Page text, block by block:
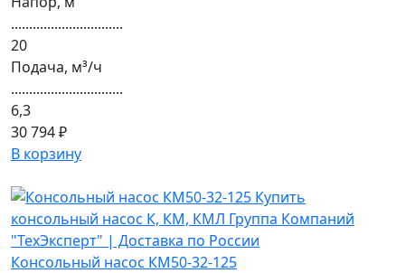
...............................
20
Подача, м³/ч
...............................
6,3
30 794 ₽
В корзину
Консольный насос КМ50-32-125